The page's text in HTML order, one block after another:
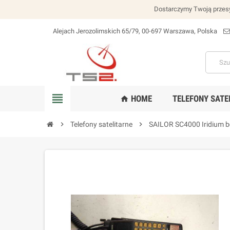
Dostarczymy Twoją
lokalizacja_na
Alejach Jerozolimskich 65/79, 00-697 Warszawa, Polska
view_headline home HOME TELEFONY
chevron_right Telefony satelitarne chevron_right SAILOR SC4000 Iridium